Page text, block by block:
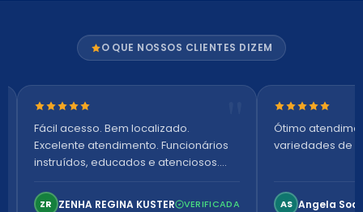
O QUE NOSSOS CLIENTES DIZEM
Nota 5 de 5 estrelas
Fácil acesso. Bem localizado.
Excelente atendimento. Funcionários
instruídos, educados e atenciosos.
confortável. Perfeito!
ZR ZENHA REGINA KUSTER VERIFICADA
Nota 5 de 5
Ótimo
variedades de
AS Angela